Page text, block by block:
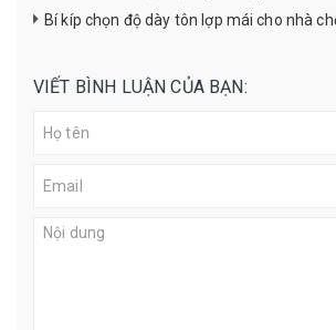
Bí kíp chọn độ dày tôn lợp mái cho nhà
VIẾT BÌNH LUẬN CỦA BẠN: